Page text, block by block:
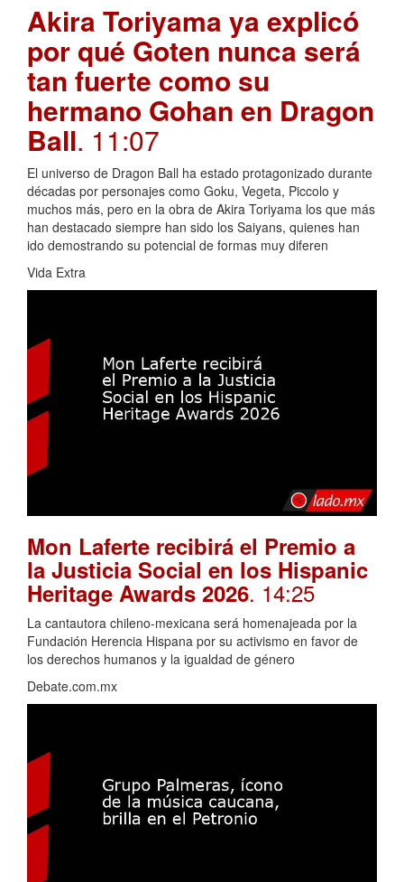
Akira Toriyama ya explicó
por qué Goten nunca será
tan fuerte como su
hermano Gohan en Dragon
Ball. 11:07
El universo de Dragon Ball ha estado protagonizado durante
décadas por personajes como Goku, Vegeta, Piccolo y
muchos más, pero en la obra de Akira Toriyama los que más
han destacado siempre han sido los Saiyans, quienes han
ido demostrando su potencial de formas muy diferen
Vida Extra
Mon Laferte recibirá el Premio a
la Justicia Social en los Hispanic
Heritage Awards 2026. 14:25
La cantautora chileno-mexicana será homenajeada por la
Fundación Herencia Hispana por su activismo en favor de
los derechos humanos y la igualdad de género
Debate.com.mx